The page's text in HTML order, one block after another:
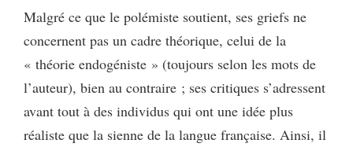
Malgré ce que le polémiste soutient, ses griefs ne
concernent pas un cadre théorique, celui de la
« théorie endogéniste » (toujours selon les mots de
l’auteur), bien au contraire ; ses critiques s’adressent
avant tout à des individus qui ont une idée plus
réaliste que la sienne de la langue française. Ainsi, il